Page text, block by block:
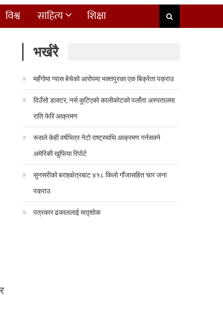
विश्व साहित्य शिक्षा
भर्खरै
महँगोमा ग्यास बेचेको आरोपमा भक्तपुरका एक बिक्रेता पक्राउ
दिउँसो डाक्टर, नर्स कुटिएको कालीकोटको पलाँता अस्पतालमा
राति फेरि आक्रमण
रूसले केही वर्षभित्र नेटो राष्ट्रमाथि आक्रमण गर्नसक्ने
अमेरिकी खुफिया रिपोर्ट
सुनसरीको बराहक्षेत्रबाट ४१८ किलो गाँजासहित चार जना
पक्राउ
पत्रकार ढकाललाई मातृशोक